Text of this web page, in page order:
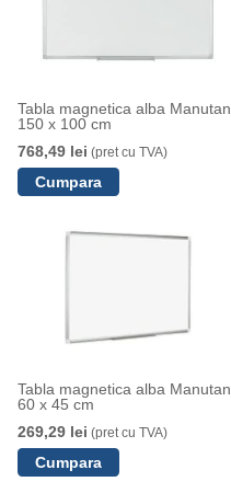
Tabla magnetica alba Manutan,
150 x 100 cm
768,49 lei (pret cu TVA)
Tabla magnetica alba Manutan,
60 x 45 cm
269,29 lei (pret cu TVA)